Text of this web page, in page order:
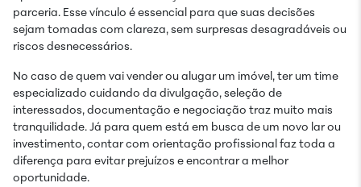
parceria. Esse vínculo é essencial para que suas decisões
sejam tomadas com clareza, sem surpresas desagradáveis ou
riscos desnecessários.
No caso de quem vai vender ou alugar um imóvel, ter um time
especializado cuidando da divulgação, seleção de
interessados, documentação e negociação traz muito mais
tranquilidade. Já para quem está em busca de um novo lar ou
investimento, contar com orientação profissional faz toda a
diferença para evitar prejuízos e encontrar a melhor
oportunidade.